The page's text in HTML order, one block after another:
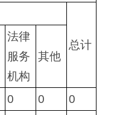
总计
法律
服务
机构
其他
0 0
0